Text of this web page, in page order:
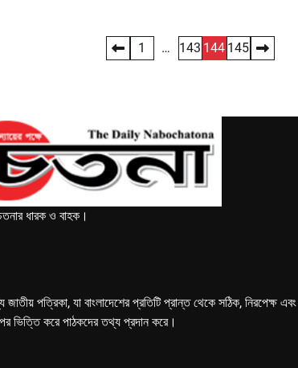
1 … 143 144 145
ধারক ও বাহক।
পত্রিকা, যা বাংলাদেশের প্রতিটি প্রান্ত থেকে সঠিক, নিরপেক্ষ
ভিত্তি করে পাঠকদের তথ্য প্রদান করে।